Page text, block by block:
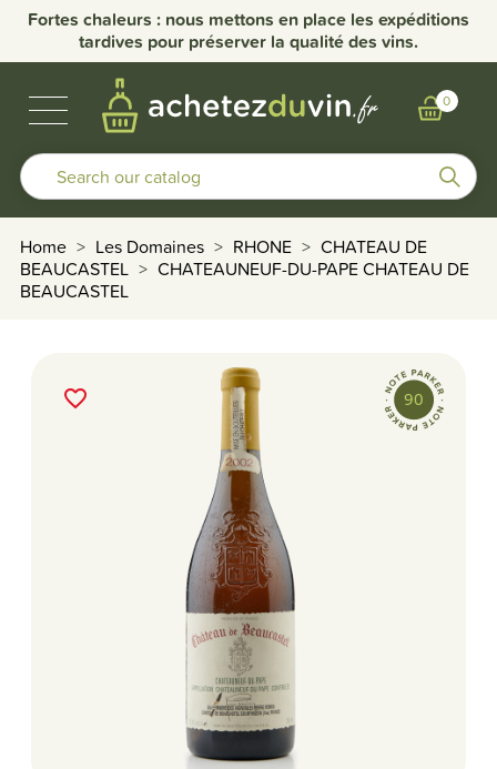
Fortes chaleurs : nous mettons en place les expéditions
tardives pour préserver la qualité des vins.
0
BURGUNDY WINES
OUR DOMAINS
OTHER REGIONS
BUBBLES & SPIRITS
Home Les Domaines RHONE
CHATEAU DE
BEAUCASTEL
CHATEAUNEUF-DU-PAPE CHATEAU DE
BEAUCASTEL
90
favorite_border